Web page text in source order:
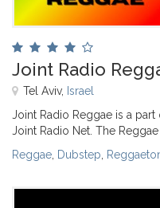
Joint Radio
Tel Aviv, Israel
Joint Radio Reggae is a
Joint Radio Net. The
Reggae Dubstep